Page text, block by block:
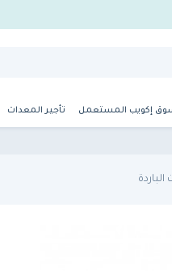
إكويب المستعمل تأجير المعدات